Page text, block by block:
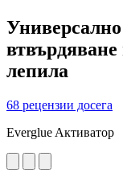
лепила
68 рецензии досега
Everglue Aктиватор